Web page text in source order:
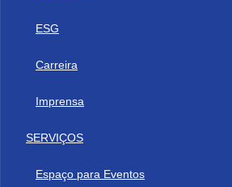
ESG
Carreira
Imprensa
SERVIÇOS
Espaço para Eventos